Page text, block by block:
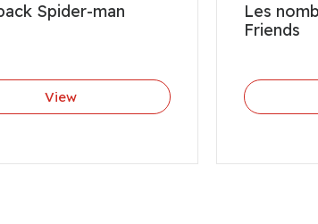
Spider-man
View
Les
Friends